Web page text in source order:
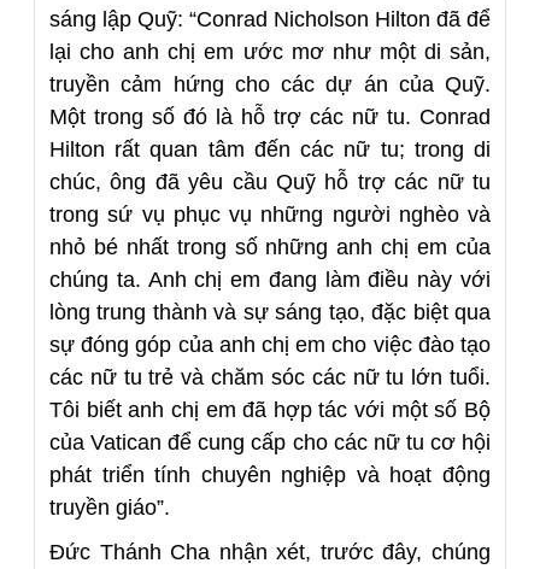
sáng lập Quỹ: “Conrad Nicholson Hilton đã để
lại cho anh chị em ước mơ như một di sản,
truyền cảm hứng cho các dự án của Quỹ.
Một trong số đó là hỗ trợ các nữ tu. Conrad
Hilton rất quan tâm đến các nữ tu; trong di
chúc, ông đã yêu cầu Quỹ hỗ trợ các nữ tu
trong sứ vụ phục vụ những người nghèo và
nhỏ bé nhất trong số những anh chị em của
chúng ta. Anh chị em đang làm điều này với
lòng trung thành và sự sáng tạo, đặc biệt qua
sự đóng góp của anh chị em cho việc đào tạo
các nữ tu trẻ và chăm sóc các nữ tu lớn tuổi.
Tôi biết anh chị em đã hợp tác với một số Bộ
của Vatican để cung cấp cho các nữ tu cơ hội
phát triển tính chuyên nghiệp và hoạt động
truyền giáo”.
Đức Thánh Cha nhận xét, trước đây, chúng